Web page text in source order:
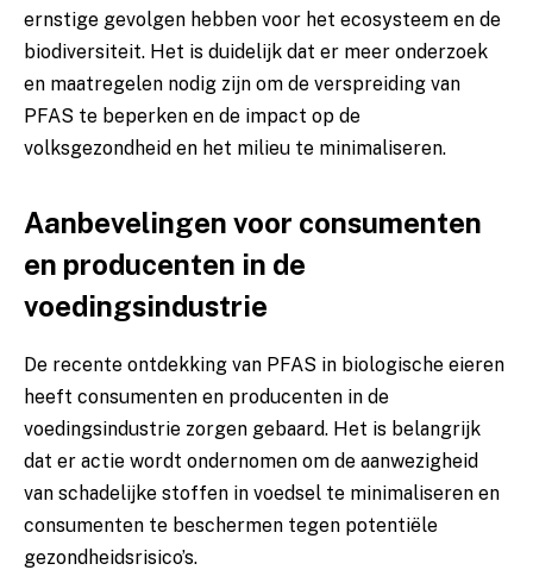
ernstige gevolgen hebben voor het ecosysteem en de
biodiversiteit.⁣ Het is‌ duidelijk dat er meer onderzoek
en maatregelen nodig ⁢zijn om de verspreiding van⁤
PFAS te beperken en de‍ impact op de
volksgezondheid‍ en het milieu te minimaliseren.
Aanbevelingen voor ‌consumenten
en producenten in de
voedingsindustrie
De recente ontdekking van​ PFAS ⁤in biologische ⁤eieren
heeft consumenten en producenten in de
voedingsindustrie zorgen gebaard. Het ‌is belangrijk
dat​ er actie wordt​ ondernomen om de aanwezigheid
⁣van‍ schadelijke stoffen in voedsel te minimaliseren en
consumenten⁤ te beschermen ⁢tegen potentiële
gezondheidsrisico’s.